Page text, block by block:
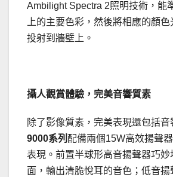
Ambilight Spectra 2照明技術，能
上的主要色彩，然後將相應的顏
投射到牆壁上。
攝人觀賞體驗，完美音響質素
除了影像質素，完美表現還包括音
9000系列 配備兩個15W高效揚聲
表現。前置半球形高音揚聲器巧妙
面，輸出清脆悅耳的音色；低音揚